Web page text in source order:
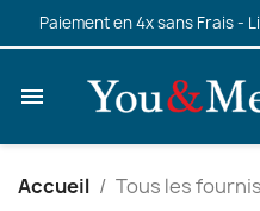
Paiement en 4x sans Frais -

Accueil Tous les